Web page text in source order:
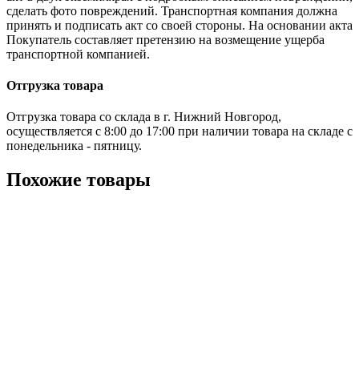
сделать фото повреждений. Транспортная компания должна
принять и подписать акт со своей стороны. На основании акта
Покупатель составляет претензию на возмещение ущерба
транспортной компанией.
Отгрузка товара
Отгрузка товара со склада в г. Нижний Новгород,
осуществляется с 8:00 до 17:00 при наличии товара на складе с
понедельника - пятницу.
Похожие товары